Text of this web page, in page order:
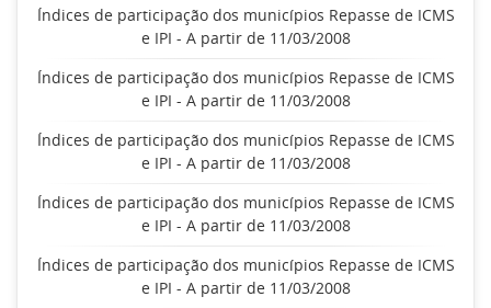
Índices de participação dos municípios Repasse de ICMS
e IPI - A partir de 11/03/2008
Índices de participação dos municípios Repasse de ICMS
e IPI - A partir de 11/03/2008
Índices de participação dos municípios Repasse de ICMS
e IPI - A partir de 11/03/2008
Índices de participação dos municípios Repasse de ICMS
e IPI - A partir de 11/03/2008
Índices de participação dos municípios Repasse de ICMS
e IPI - A partir de 11/03/2008